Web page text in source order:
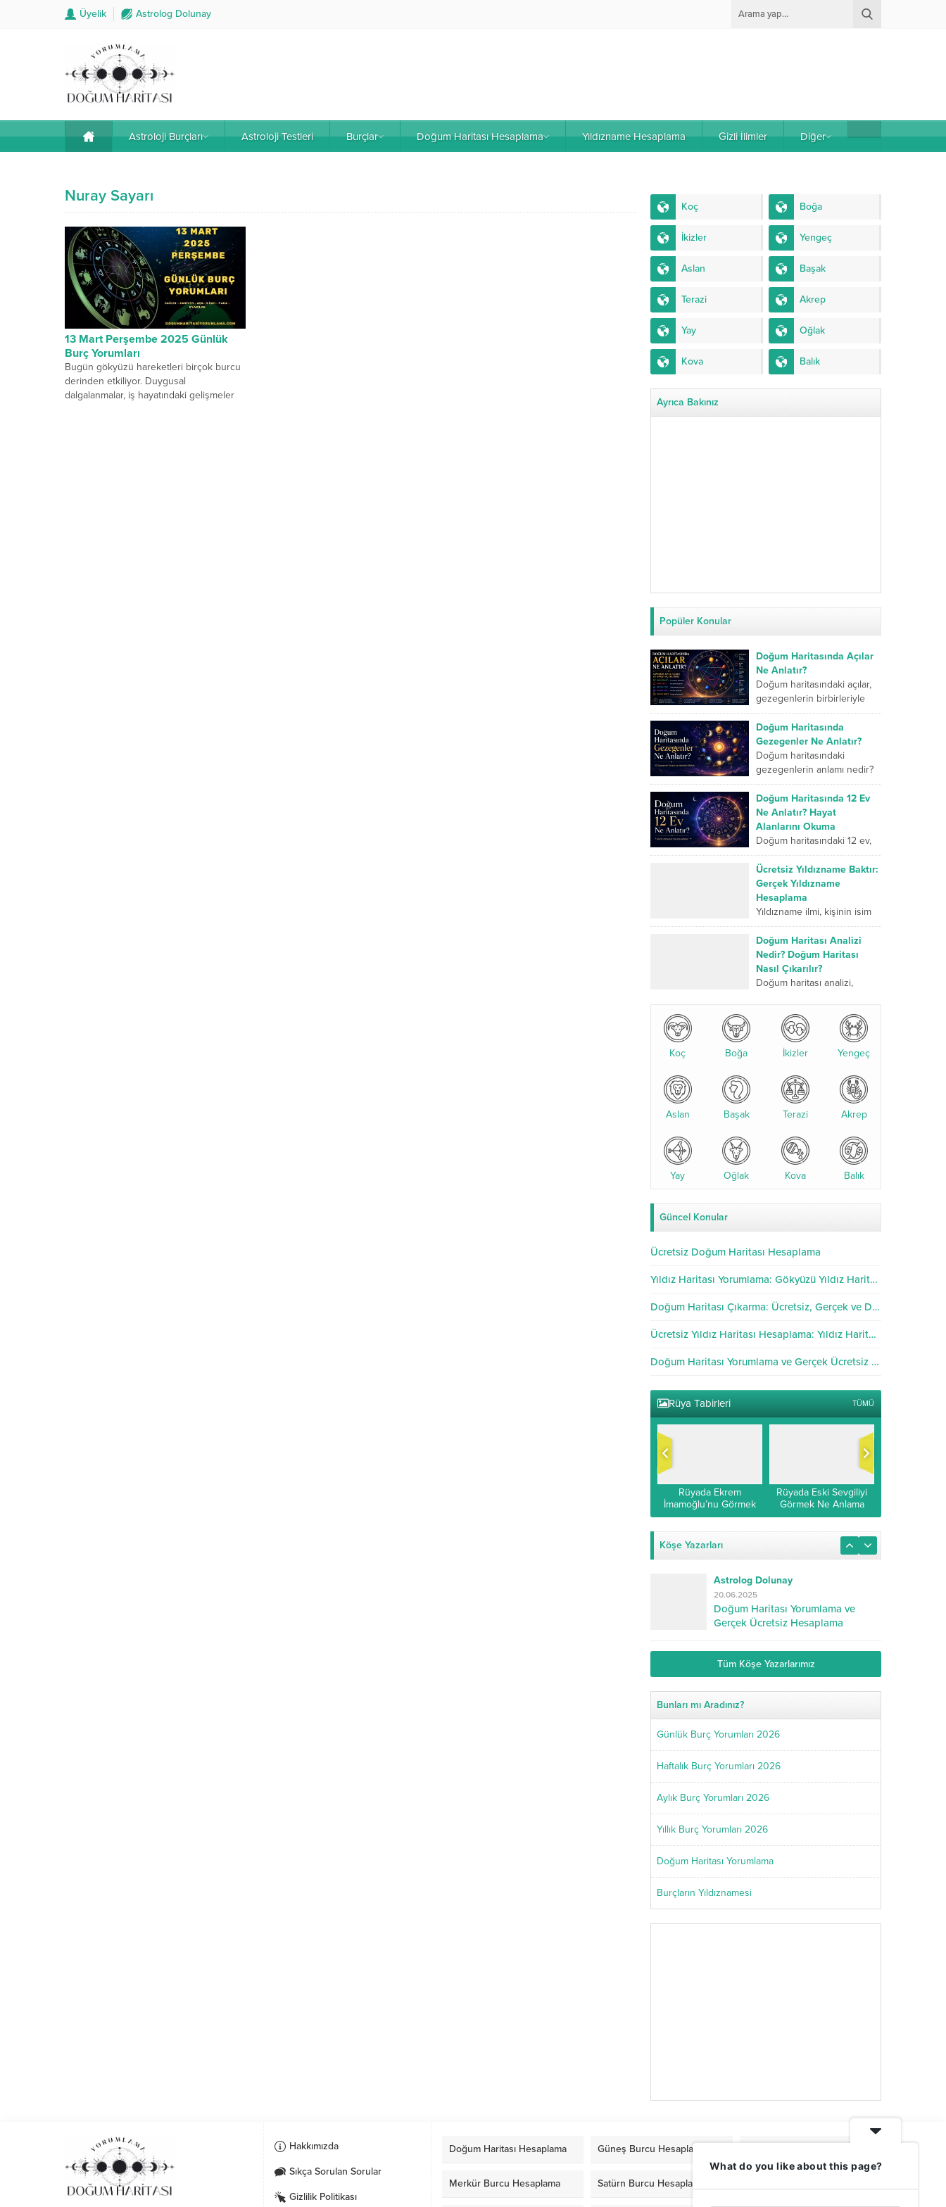
Üyelik Astrolog Dolunay
Astroloji Burçları Astroloji Testleri Burçlar Doğum Haritası Hesaplama Yıldızname Hesaplama Gizli İlimler Diğer
Nuray Sayarı
13 Mart Perşembe 2025 Günlük
Burç Yorumları
Bugün gökyüzü hareketleri birçok burcu
derinden etkiliyor. Duygusal
dalgalanmalar, iş hayatındaki gelişmeler
Koç Boğa
İkizler Yengeç
Aslan Başak
Terazi Akrep
Yay Oğlak
Kova Balık
Ayrıca Bakınız
Popüler Konular
Doğum Haritasında Açılar
Ne Anlatır?
Doğum haritasındaki açılar,
gezegenlerin birbirleriyle
kurduğu geometrik ilişkileri
ve kişinin iç dünyasındaki
farklı enerjilerin nasıl
çalıştığını gösterir. Kavuşum
açısı iki...
Doğum Haritasında
Gezegenler Ne Anlatır?
Doğum haritasındaki
gezegenlerin anlamı nedir?
İnsanın karakterini,
duygularını, düşünme
biçimini, ilişkilerini, mücadele
gücünü ve yaşam
yolculuğunda geliştirmesi
gereken yönlerini sembolik...
Doğum Haritasında 12 Ev
Ne Anlatır? Hayat
Alanlarını Okuma
Doğum haritasındaki 12 ev,
insan hayatının farklı
alanlarını sembolik olarak
anlatan temel bölümlerdir.
Birinci ev kişinin dış dünyaya
sunduğu kimliği...
Ücretsiz Yıldızname Baktır:
Gerçek Yıldızname
Hesaplama
Yıldızname ilmi, kişinin isim
enerjisi, doğum tarihi ve
ebced hesaplamaları
üzerinden yapılan kadim bir
değerlendirme sistemidir.
Son yıllarda özellikle
Doğum Haritası Analizi
Nedir? Doğum Haritası
Nasıl Çıkarılır?
Doğum haritası analizi,
yapılan detaylı bir astrolojik
değerlendirmedir. Bu analiz,
karakter yapısı, ilişkiler,
Koç Boğa İkizler Yengeç
Aslan Başak Terazi Akrep
Yay Oğlak Kova Balık
Güncel Konular
Ücretsiz Doğum Haritası Hesaplama
Yıldız Haritası Yorumlama: Gökyüzü Yıldız Haritası Analizi
Doğum Haritası Çıkarma: Ücretsiz, Gerçek ve Doğru Hesaplama
Ücretsiz Yıldız Haritası Hesaplama: Yıldız Haritası Hesapla
Doğum Haritası Yorumlama ve Gerçek Ücretsiz Hesaplama
Rüya Tabirleri TÜMÜ
Rüyada Ekrem
İmamoğlu’nu Görmek
İslami ve Diyanet
Rüyada Eski Sevgiliyi
Görmek Ne Anlama
Gelir?
Köşe Yazarları
Astrolog Dolunay
20.06.2025
Doğum Haritası Yorumlama ve
Gerçek Ücretsiz Hesaplama
Tüm Köşe Yazarlarımız
Bunları mı Aradınız?
Günlük Burç Yorumları 2026
Haftalık Burç Yorumları 2026
Aylık Burç Yorumları 2026
Yıllık Burç Yorumları 2026
Doğum Haritası Yorumlama
Burçların Yıldıznamesi
Hakkımızda
Sıkça Sorulan Sorular
Gizlilik Politikası
Doğum Haritası Hesaplama Güneş Burcu Hesaplama
Merkür Burcu Hesaplama Satürn Burcu Hesaplama
What do you like about this page?